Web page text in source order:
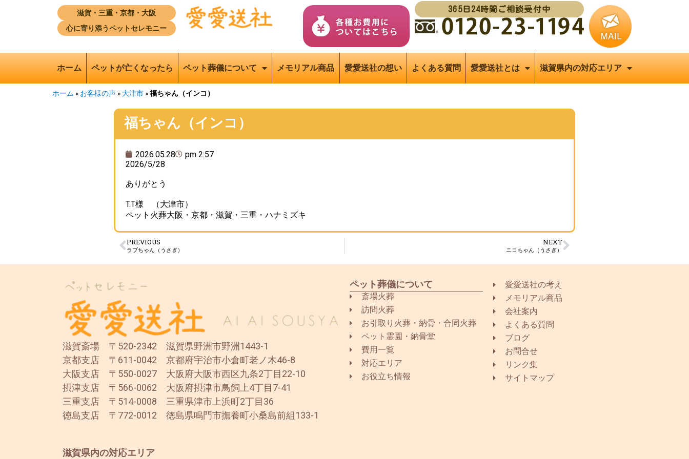
滋賀・三重・京都・大阪
心に寄り添うペットセレモニー
365日24時間ご相談受付中
ホーム ペットが亡くなったら ペット葬儀について メモリアル商品 愛愛送社の想い よくある質問 愛愛送社とは 滋賀県内の対応エリア
ホーム » お客様の声 » 大津市 »福ちゃん（インコ）
福ちゃん（インコ）
2026.05.28
pm 2:57
2026/5/28
ありがとう
T.T様 （大津市）
ペット火葬大阪・京都・滋賀・三重・ハナミズキ
PREVIOUS
ラブちゃん（うさぎ）
NEXT
ニコちゃん（うさぎ）
滋賀斎場 〒520-2342 滋賀県野洲市野洲1443-1
京都支店 〒611-0042 京都府宇治市小倉町老ノ木46-8
大阪支店 〒550-0027 大阪府大阪市西区九条2丁目22-10
摂津支店 〒566-0062 大阪府摂津市鳥飼上4丁目7-41
三重支店 〒514-0008 三重県津市上浜町2丁目36
徳島支店 〒772-0012 徳島県鳴門市撫養町小桑島前組133-1
ペット葬儀について
斎場火葬
訪問火葬
お引取り火葬・納骨・合同火葬
ペット霊園・納骨堂
費用一覧
対応エリア
お役立ち情報
愛愛送社の考え
メモリアル商品
会社案内
よくある質問
ブログ
お問合せ
リンク集
サイトマップ
滋賀県内の対応エリア